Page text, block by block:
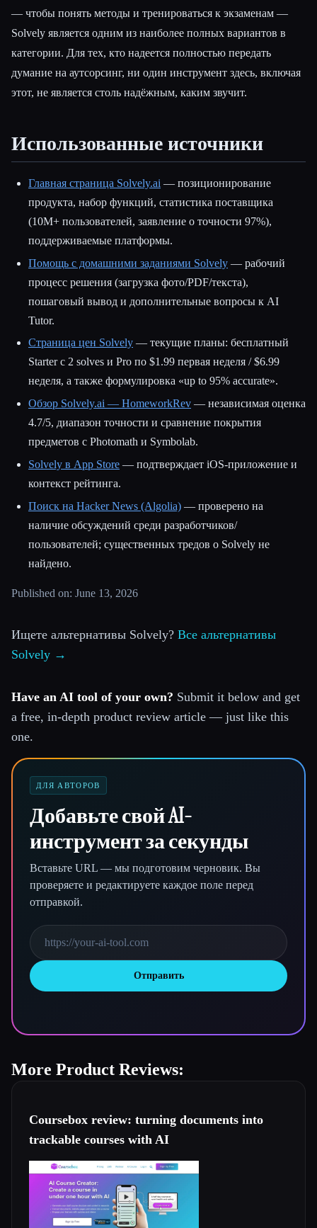
— чтобы понять методы и тренироваться к экзаменам —
Solvely является одним из наиболее полных вариантов в
категории. Для тех, кто надеется полностью передать
думание на аутсорсинг, ни один инструмент здесь, включая
этот, не является столь надёжным, каким звучит.
Использованные источники
Главная страница Solvely.ai — позиционирование
продукта, набор функций, статистика поставщика
(10M+ пользователей, заявление о точности 97%),
поддерживаемые платформы.
Помощь с домашними заданиями Solvely — рабочий
процесс решения (загрузка фото/PDF/текста),
пошаговый вывод и дополнительные вопросы к AI
Tutor.
Страница цен Solvely — текущие планы: бесплатный
Starter с 2 solves и Pro по $1.99 первая неделя / $6.99
неделя, а также формулировка «up to 95% accurate».
Обзор Solvely.ai — HomeworkRev — независимая оценка
4.7/5, диапазон точности и сравнение покрытия
предметов с Photomath и Symbolab.
Solvely в App Store — подтверждает iOS-приложение и
контекст рейтинга.
Поиск на Hacker News (Algolia) — проверено на
наличие обсуждений среди разработчиков/
пользователей; существенных тредов о Solvely не
найдено.
Published on: June 13, 2026
Ищете альтернативы Solvely? Все альтернативы
Solvely →
Have an AI tool of your own? Submit it below and get
a free, in-depth product review article — just like this
one.
ДЛЯ АВТОРОВ
Добавьте свой AI-
инструмент за секунды
Вставьте URL — мы подготовим черновик. Вы
проверяете и редактируете каждое поле перед
отправкой.
Отправить
More Product Reviews:
Coursebox review: turning documents into
trackable courses with AI